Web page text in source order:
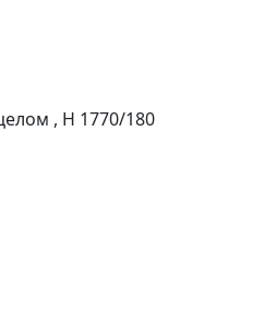
, H 1770/180